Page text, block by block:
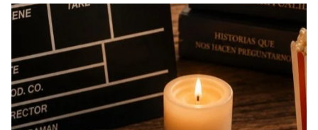
Recupera l'entrevista comp
Vatican
tican News 👇
www.vaticannews.va/es/iglesia/news/2026-
07/carmina-historia-depresion-papa-viaje-
espana-testimoni...
Foto